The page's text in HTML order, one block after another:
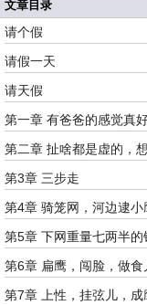
文章目录
请个假
请假一天
请天假
第一章 有爸爸的感觉真
第二章 扯啥都是虚的，
第3章 三步走
第4章 骑笼网，河边逮小
第5章 下网重量七两半的
第6章 扁鹰，闯脸，做食
第7章 上性，挂弦儿，成